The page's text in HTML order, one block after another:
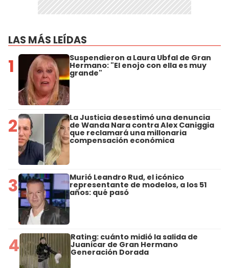
LAS MÁS LEÍDAS
1 Suspendieron a Laura Ubfal de Gran
Hermano: "El enojo con ella es muy
grande"
2 La Justicia desestimó una denuncia
de Wanda Nara contra Alex Caniggia
que reclamará una millonaria
compensación económica
3 Murió Leandro Rud, el icónico
representante de modelos, a los 51
años: qué pasó
4 Rating: cuánto midió la salida de
Juanicar de Gran Hermano
Generación Dorada